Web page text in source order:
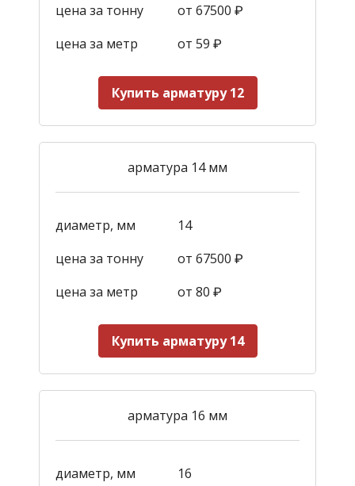
цена за тонну
от 67500 ₽
цена за метр
от 59 ₽
Купить арматуру 12
арматура 14 мм
диаметр, мм
14
цена за тонну
от 67500 ₽
цена за метр
от 80 ₽
Купить арматуру 14
арматура 16 мм
диаметр, мм 16